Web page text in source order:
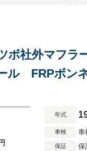
ボ社外マフ
ル FRPボン
年式
車検 車
保証 保